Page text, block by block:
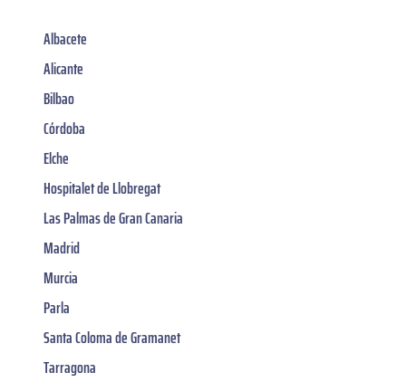
Albacete
Alicante
Bilbao
Córdoba
Elche
Hospitalet de Llobregat
Las Palmas de Gran Canaria
Madrid
Murcia
Parla
Santa Coloma de Gramanet
Tarragona